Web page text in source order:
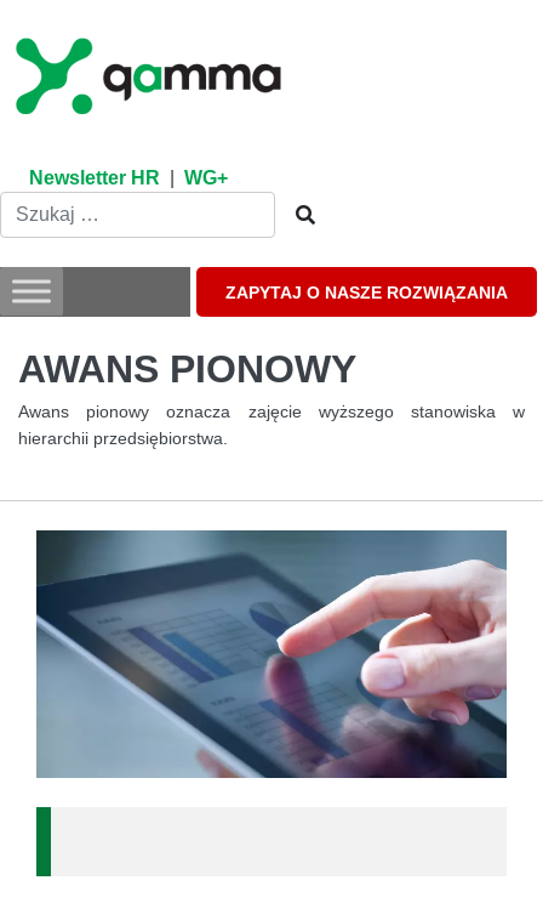
content
Newsletter HR WG+
ZAPYTAJ O NASZE ROZWIĄZANIA
AWANS PIONOWY
Awans pionowy oznacza zajęcie wyższego stanowiska w
hierarchii przedsiębiorstwa.